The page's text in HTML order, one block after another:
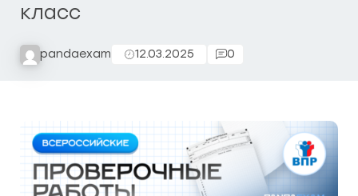
класс
pandaexam 12.03.2025 0